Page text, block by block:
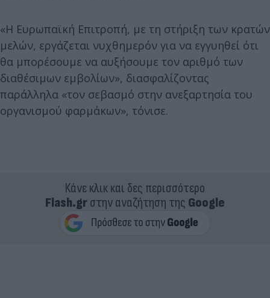
«Η Ευρωπαϊκή Επιτροπή, με τη στήριξη των κρατών
μελών, εργάζεται νυχθημερόν για να εγγυηθεί ότι
θα μπορέσουμε να αυξήσουμε τον αριθμό των
διαθέσιμων εμβολίων», διασφαλίζοντας
παράλληλα «τον σεβασμό στην ανεξαρτησία του
οργανισμού φαρμάκων», τόνισε.
Κάνε κλικ και δες περισσότερο
Flash.grστην αναζήτηση της Google